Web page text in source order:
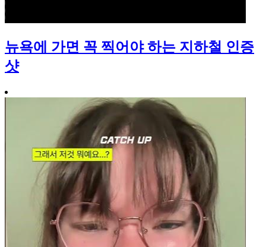
뉴욕에 가면 꼭 찍어야 하는 지하철 인증
샷